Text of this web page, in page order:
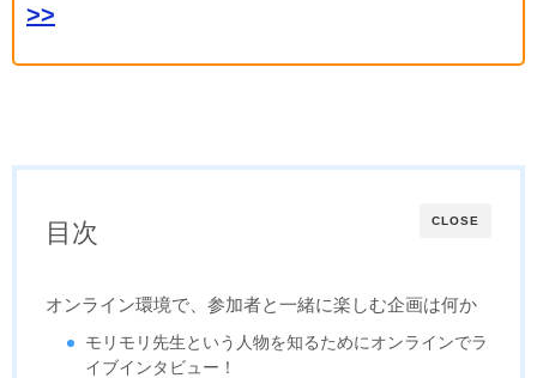
>>
CLOSE
目次
オンライン環境で、参加者と一緒に楽しむ企画は何か
モリモリ先生という人物を知るためにオンラインでラ
イブインタビュー！